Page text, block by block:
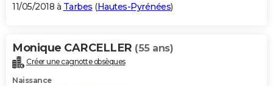
11/05/2018 à Tarbes (Hautes-Pyrénées)
Monique CARCELLER (55 ans)
Créer une cagnotte obsèques
Naissance